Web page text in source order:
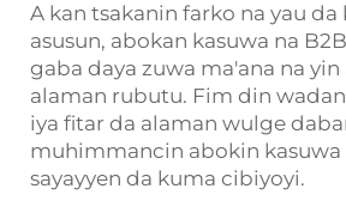
A kan tsakanin farko na yau da
asusun, abokan kasuwa na
gaba daya zuwa ma'ana na
alaman rubutu. Fim din
iya fitar da alaman wulge
muhimmancin abokin
sayayyen da kuma cibiyoyi.